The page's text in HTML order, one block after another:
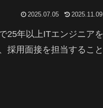
2025.07.05 2025.11.09
25年以上ITエンジニアを
採用面接を担当すること